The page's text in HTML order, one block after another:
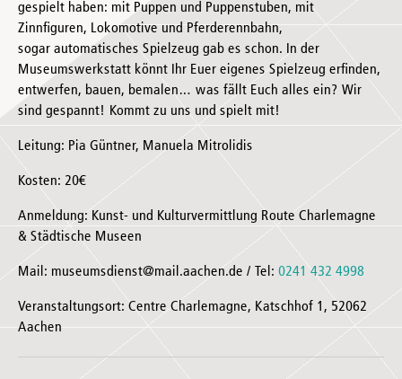
gespielt haben: mit Puppen und Puppenstuben, mit
Zinnfiguren, Lokomotive und Pferderennbahn,
sogar automatisches Spielzeug gab es schon. In der
Museumswerkstatt könnt Ihr Euer eigenes Spielzeug erfinden,
entwerfen, bauen, bemalen… was fällt Euch alles ein? Wir
sind gespannt! Kommt zu uns und spielt mit!
Leitung: Pia Güntner, Manuela Mitrolidis
Kosten: 20€
Anmeldung: Kunst- und Kulturvermittlung Route Charlemagne
& Städtische Museen
Mail: museumsdienst@mail.aachen.de / Tel: 0241 432 4998
Veranstaltungsort: Centre Charlemagne, Katschhof 1, 52062
Aachen